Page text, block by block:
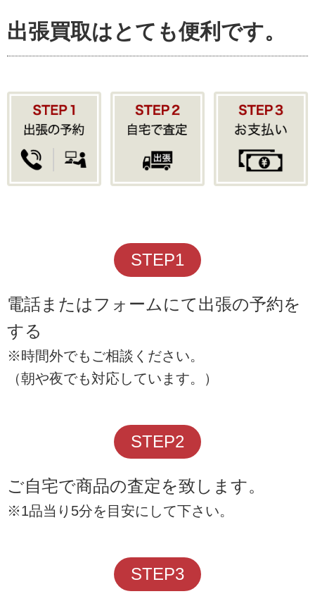
出張買取はとても便利です。
STEP1
電話またはフォームにて出張の予約を
する
※時間外でもご相談ください。
（朝や夜でも対応しています。）
STEP2
ご自宅で商品の査定を致します。
※1品当り5分を目安にして下さい。
STEP3